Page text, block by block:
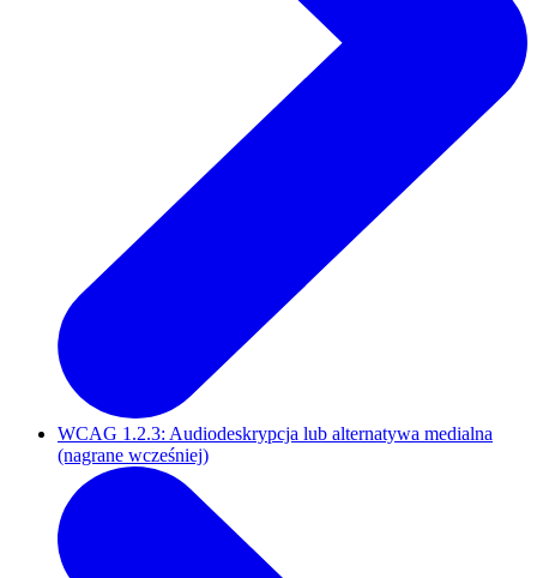
WCAG 1.2.3: Audiodeskrypcja lub alternatywa medialna
(nagrane wcześniej)